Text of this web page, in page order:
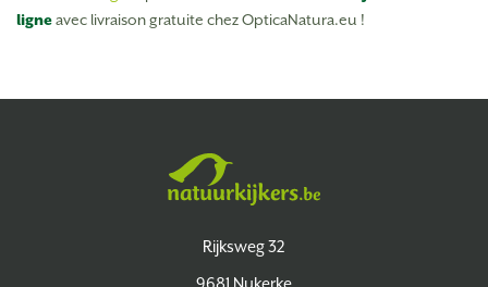
ligneavec livraison gratuite chez OpticaNatura.eu !
Rijksweg 32
9681 Nukerke